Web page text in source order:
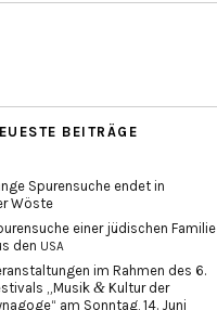
BEITRÄGE
Spurensuche endet in
Wöste
einer jüdischen Familie
den USA
im Rahmen des 6.
„Musik & Kultur der
am Sonntag, 14. Juni